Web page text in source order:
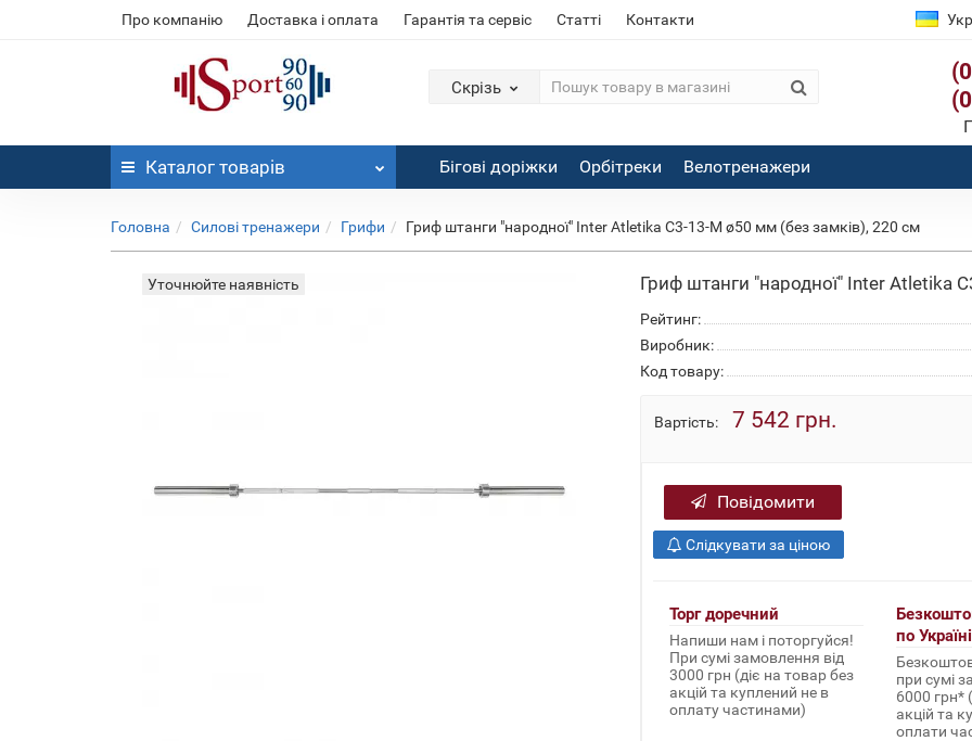
Про компанію Доставка і оплата Гарантія та сервіс Статті Контакти
Скрізь
Каталог товарів Бігові доріжки Орбітреки Велотренажери
Головна Силові тренажери Грифи Гриф штанги "народної" Inter Atletika C3-13-М ø50 мм (без замків), 220 см
Уточнюйте наявність Гриф штанги "народної" Inter Atletika
Рейтинг:
Виробник:
Код товару:
Вартість: 7 542 грн.
Повідомити
Слідкувати за ціною
Торг доречний
Напиши нам і поторгуйся!
При сумі замовлення від
3000 грн (діє на товар без
акцій та куплений не в
оплату частинами)
по Україні
при сумі
6000 грн*
акцій та
оплати